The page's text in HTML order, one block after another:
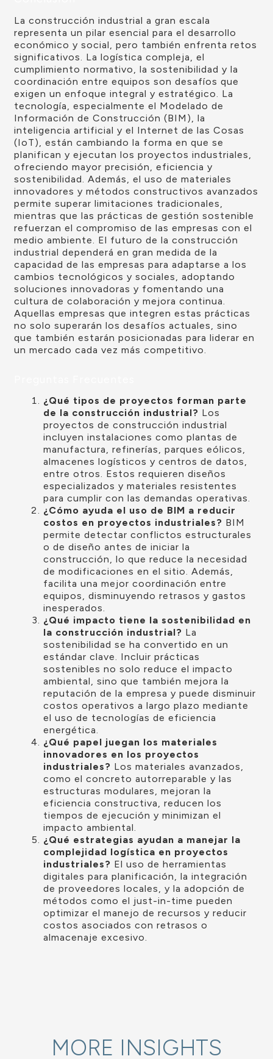
La construcción industrial a gran escala
representa un pilar esencial para el desarrollo
económico y social, pero también enfrenta retos
significativos. La logística compleja, el
cumplimiento normativo, la sostenibilidad y la
coordinación entre equipos son desafíos que
exigen un enfoque integral y estratégico. La
tecnología, especialmente el Modelado de
Información de Construcción (BIM), la
inteligencia artificial y el Internet de las Cosas
(IoT), están cambiando la forma en que se
planifican y ejecutan los proyectos industriales,
ofreciendo mayor precisión, eficiencia y
sostenibilidad. Además, el uso de materiales
innovadores y métodos constructivos avanzados
permite superar limitaciones tradicionales,
mientras que las prácticas de gestión sostenible
refuerzan el compromiso de las empresas con el
medio ambiente. El futuro de la construcción
industrial dependerá en gran medida de la
capacidad de las empresas para adaptarse a los
cambios tecnológicos y sociales, adoptando
soluciones innovadoras y fomentando una
cultura de colaboración y mejora continua.
Aquellas empresas que integren estas prácticas
no solo superarán los desafíos actuales, sino
que también estarán posicionadas para liderar en
un mercado cada vez más competitivo.
¿Qué tipos de proyectos forman parte
de la construcción industrial? Los
proyectos de construcción industrial
incluyen instalaciones como plantas de
manufactura, refinerías, parques eólicos,
almacenes logísticos y centros de datos,
entre otros. Estos requieren diseños
especializados y materiales resistentes
para cumplir con las demandas operativas.
¿Cómo ayuda el uso de BIM a reducir
costos en proyectos industriales? BIM
permite detectar conflictos estructurales
o de diseño antes de iniciar la
construcción, lo que reduce la necesidad
de modificaciones en el sitio. Además,
facilita una mejor coordinación entre
equipos, disminuyendo retrasos y gastos
inesperados.
¿Qué impacto tiene la sostenibilidad en
la construcción industrial? La
sostenibilidad se ha convertido en un
estándar clave. Incluir prácticas
sostenibles no solo reduce el impacto
ambiental, sino que también mejora la
reputación de la empresa y puede disminuir
costos operativos a largo plazo mediante
el uso de tecnologías de eficiencia
energética.
¿Qué papel juegan los materiales
innovadores en los proyectos
industriales? Los materiales avanzados,
como el concreto autorreparable y las
estructuras modulares, mejoran la
eficiencia constructiva, reducen los
tiempos de ejecución y minimizan el
impacto ambiental.
¿Qué estrategias ayudan a manejar la
complejidad logística en proyectos
industriales? El uso de herramientas
digitales para planificación, la integración
de proveedores locales, y la adopción de
métodos como el just-in-time pueden
optimizar el manejo de recursos y reducir
costos asociados con retrasos o
almacenaje excesivo.
MORE INSIGHTS